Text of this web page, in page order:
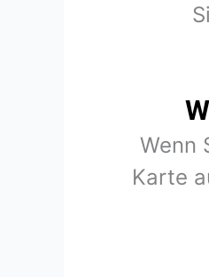
Wenn
Karte